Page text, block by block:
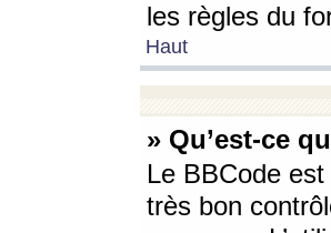
les règles du
Haut
» Qu’est-ce
Le BBCode
très bon